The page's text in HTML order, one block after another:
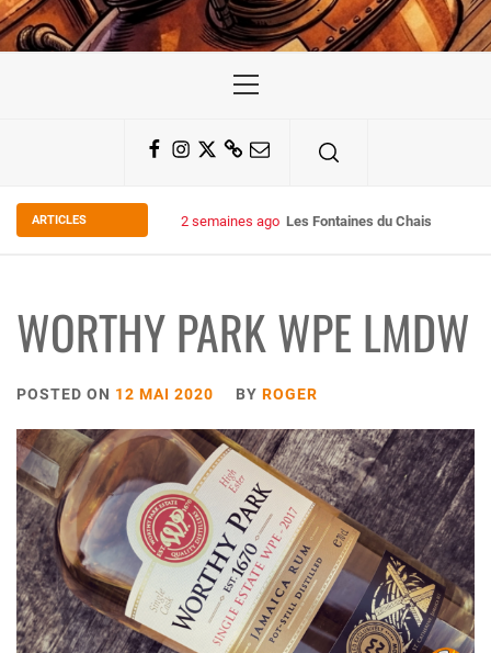
Menu
Facebook
Instagram
TwitterSubstack
Email
ARTICLES 2 semaines ago Les Fontaines du Chais 27
WORTHY PARK WPE LMDW
POSTED ON 12 MAI 2020 BY ROGER